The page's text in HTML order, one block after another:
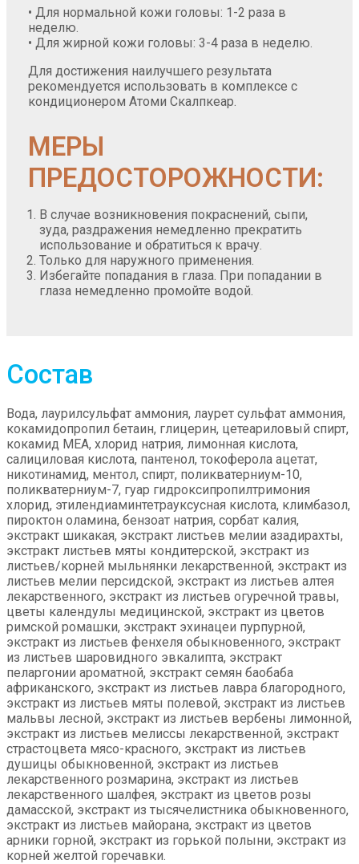
• Для нормальной кожи головы: 1-2 раза в
неделю.
• Для жирной кожи головы: 3-4 раза в неделю.
Для достижения наилучшего результата
рекомендуется использовать в комплексе с
кондиционером Атоми Скалпкеар.
МЕРЫ
ПРЕДОСТОРОЖНОСТИ:
В случае возникновения покраснений, сыпи,
зуда, раздражения немедленно прекратить
использование и обратиться к врачу.
Только для наружного применения.
Избегайте попадания в глаза. При попадании в
глаза немедленно промойте водой.
Состав
Вода, лаурилсульфат аммония, лаурет сульфат аммония,
кокамидопропил бетаин, глицерин, цетеариловый спирт,
кокамид МЕА, хлорид натрия, лимонная кислота,
салициловая кислота, пантенол, токоферола ацетат,
никотинамид, ментол, спирт, поликватерниум-10,
поликватерниум-7, гуар гидроксипропилтримония
хлорид, этилендиаминтетрауксусная кислота, климбазол,
пироктон оламина, бензоат натрия, сорбат калия,
экстракт шикакая, экстракт листьев мелии азадирахты,
экстракт листьев мяты кондитерской, экстракт из
листьев/корней мыльнянки лекарственной, экстракт из
листьев мелии персидской, экстракт из листьев алтея
лекарственного, экстракт из листьев огуречной травы,
цветы календулы медицинской, экстракт из цветов
римской ромашки, экстракт эхинацеи пурпурной,
экстракт из листьев фенхеля обыкновенного, экстракт
из листьев шаровидного эвкалипта, экстракт
пеларгонии ароматной, экстракт семян баобаба
африканского, экстракт из листьев лавра благородного,
экстракт из листьев мяты полевой, экстракт из листьев
мальвы лесной, экстракт из листьев вербены лимонной,
экстракт из листьев мелиссы лекарственной, экстракт
страстоцвета мясо-красного, экстракт из листьев
душицы обыкновенной, экстракт из листьев
лекарственного розмарина, экстракт из листьев
лекарственного шалфея, экстракт из цветов розы
дамасской, экстракт из тысячелистника обыкновенного,
экстракт из листьев майорана, экстракт из цветов
арники горной, экстракт из горькой полыни, экстракт из
корней желтой горечавки.